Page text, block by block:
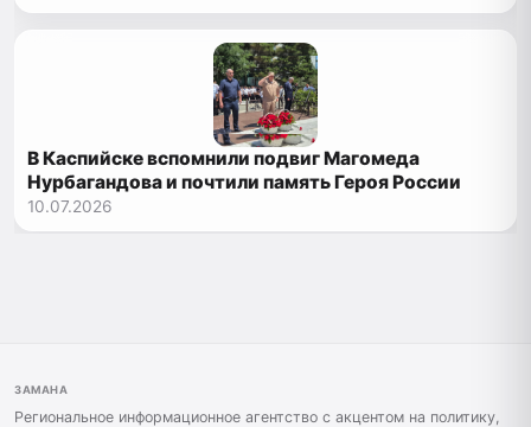
В Каспийске вспомнили подвиг Магомеда
Нурбагандова и почтили память Героя России
10.07.2026
ЗАМАНА
Региональное информационное агентство с акцентом на политику,